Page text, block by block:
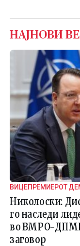
НАЈНОВИ
ВИЦЕПРЕМИЕРОТ
ВНАТРЕПАРТИСКИ
Николоски:
го наследи
во ВМРО-
заговор